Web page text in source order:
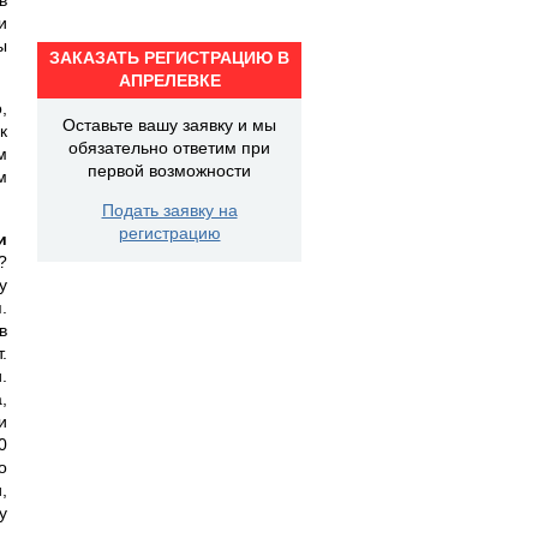
ЗАКАЗАТЬ РЕГИСТРАЦИЮ В
АПРЕЛЕВКЕ
Оставьте вашу заявку и мы
обязательно ответим при
первой возможности
Подать заявку на
регистрацию